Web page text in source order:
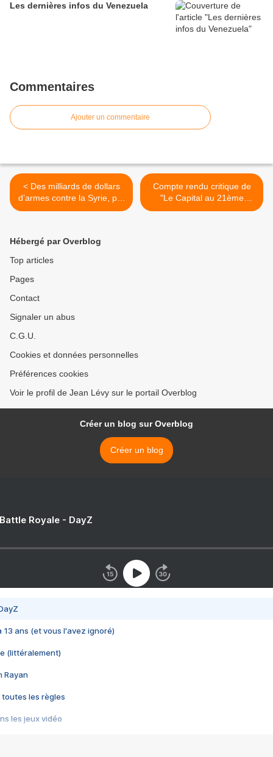
Les dernières infos du Venezuela
Commentaires
Ajouter un commentaire
< Des milliards de dollars
d’armes contre la Syrie, par
Thierry Meyssan
Compte rendu critique de
"Le Capital au 21ème
Siècle" de Thomas Piketty,
Hébergé par Overblog
Top articles
Pages
Contact
Signaler un abus
C.G.U.
Cookies et données personnelles
Préférences cookies
Voir le profil de Jean Lévy sur le portail Overblog
Créer un blog sur Overblog
Créer un blog
Royale - DayZ
13 ans (et vous l'avez ignoré)
(littéralement)
Rayan
toutes les règles
les jeux vidéo